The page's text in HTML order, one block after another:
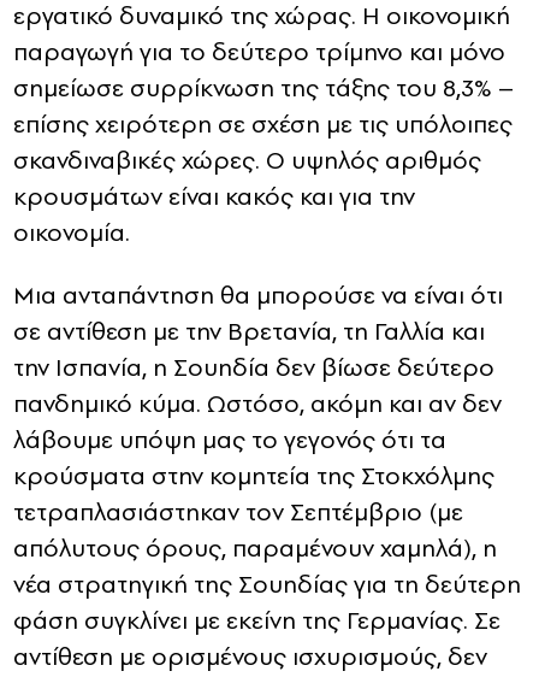
εργατικό δυναμικό της χώρας. Η οικονομική
παραγωγή για το δεύτερο τρίμηνο και μόνο
σημείωσε συρρίκνωση της τάξης του 8,3% –
επίσης χειρότερη σε σχέση με τις υπόλοιπες
σκανδιναβικές χώρες. Ο υψηλός αριθμός
κρουσμάτων είναι κακός και για την
οικονομία.
Μια ανταπάντηση θα μπορούσε να είναι ότι
σε αντίθεση με την Βρετανία, τη Γαλλία και
την Ισπανία, η Σουηδία δεν βίωσε δεύτερο
πανδημικό κύμα. Ωστόσο, ακόμη και αν δεν
λάβουμε υπόψη μας το γεγονός ότι τα
κρούσματα στην κομητεία της Στοκχόλμης
τετραπλασιάστηκαν τον Σεπτέμβριο (με
απόλυτους όρους, παραμένουν χαμηλά), η
νέα στρατηγική της Σουηδίας για τη δεύτερη
φάση συγκλίνει με εκείνη της Γερμανίας. Σε
αντίθεση με ορισμένους ισχυρισμούς, δεν